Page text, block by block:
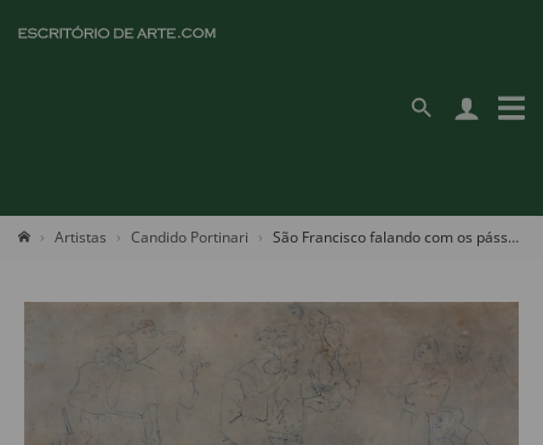
Artistas Candido Portinari São Francisco falando com os pássaros